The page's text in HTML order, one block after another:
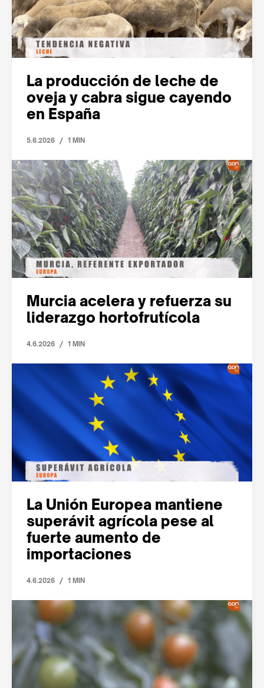
La producción de leche de
oveja y cabra sigue cayendo
en España
5.6.2026 / 1 MIN
Murcia acelera y refuerza su
liderazgo hortofrutícola
4.6.2026 / 1 MIN
La Unión Europea mantiene
superávit agrícola pese al
fuerte aumento de
importaciones
4.6.2026 / 1 MIN